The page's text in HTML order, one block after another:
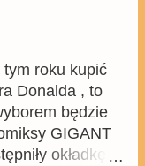
roku kupić
Donalda , to
będzie
GIGANT
okładkę